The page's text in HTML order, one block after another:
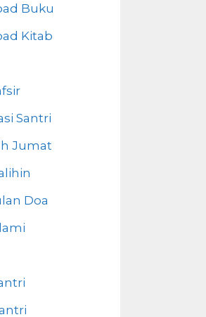
Buku
Kitab
Santri
Jumat
Doa